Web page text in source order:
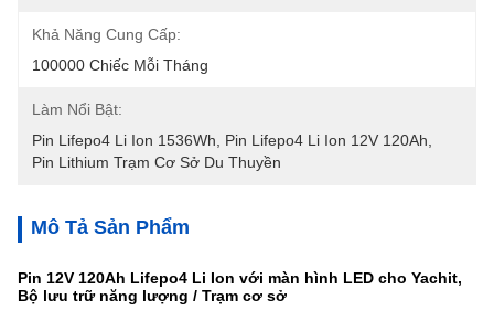
Khả Năng Cung Cấp:
100000 Chiếc Mỗi Tháng
Làm Nổi Bật:
Pin Lifepo4 Li Ion 1536Wh
Pin Lifepo4 Li Ion 12V 120Ah
Pin Lithium Trạm Cơ Sở Du Thuyền
Mô Tả Sản Phẩm
Pin 12V 120Ah Lifepo4 Li Ion với màn hình LED cho Yachit,
Bộ lưu trữ năng lượng / Trạm cơ sở